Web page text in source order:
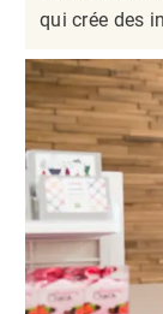
qui crée des